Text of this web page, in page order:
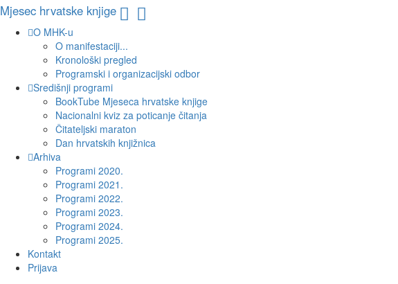
Mjesec hrvatske knjige
O MHK-u
O manifestaciji...
Kronološki pregled
Programski i organizacijski odbor
Središnji programi
BookTube Mjeseca hrvatske knjige
Nacionalni kviz za poticanje čitanja
Čitateljski maraton
Dan hrvatskih knjižnica
Arhiva
Programi 2020.
Programi 2021.
Programi 2022.
Programi 2023.
Programi 2024.
Programi 2025.
Kontakt
Prijava